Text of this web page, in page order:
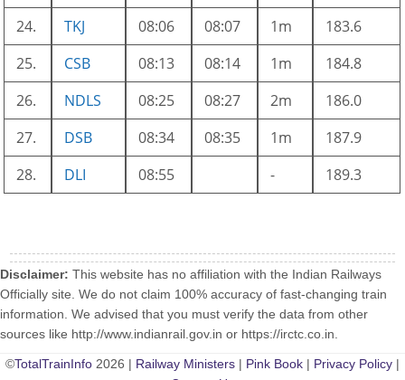
24.
TKJ 08:06 08:07 1m
183.6
25.
CSB 08:13 08:14 1m
184.8
26.
NDLS 08:25 08:27 2m
186.0
27.
DSB 08:34 08:35 1m
187.9
28.
DLI 08:55 - 189.3
Disclaimer: This website has no affiliation with the Indian Railways
Officially site. We do not claim 100% accuracy of fast-changing train
information. We advised that you must verify the data from other
sources like http://www.indianrail.gov.in or https://irctc.co.in.
©TotalTrainInfo 2026 | Railway Ministers | Pink Book | Privacy Policy |